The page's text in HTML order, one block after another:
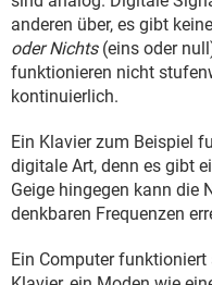
anderen über, es gibt
oder Nichts(eins oder
funktionieren nicht
kontinuierlich.
Ein Klavier zum Beispiel
digitale Art, denn es gibt
Geige hingegen kann die
denkbaren Frequenzen
Ein Computer